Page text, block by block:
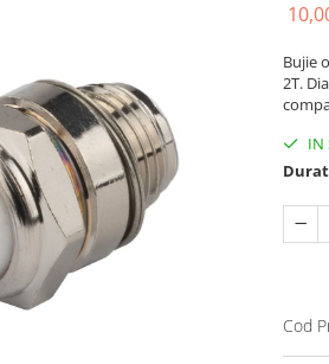
Bujie
2T.
IN
Cod